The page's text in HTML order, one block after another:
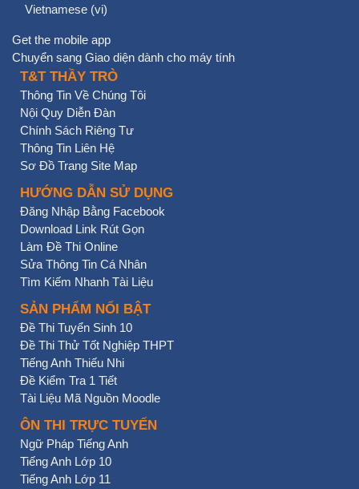
Vietnamese ‎(vi)‎
Get the mobile app
Chuyển sang Giao diện dành cho máy tính
T&T THẦY TRÒ
Thông Tin Về Chúng Tôi
Nội Quy Diễn Đàn
Chính Sách Riêng Tư
Thông Tin Liên Hệ
Sơ Đồ Trang Site Map
HƯỚNG DẪN SỬ DỤNG
Đăng Nhập Bằng Facebook
Download Link Rút Gọn
Làm Đề Thi Online
Sửa Thông Tin Cá Nhân
Tìm Kiếm Nhanh Tài Liệu
SẢN PHẨM NỔI BẬT
Đề Thi Tuyển Sinh 10
Đề Thi Thử Tốt Nghiệp THPT
Tiếng Anh Thiếu Nhi
Đề Kiểm Tra 1 Tiết
Tài Liệu Mã Nguồn Moodle
ÔN THI TRỰC TUYẾN
Ngữ Pháp Tiếng Anh
Tiếng Anh Lớp 10
Tiếng Anh Lớp 11